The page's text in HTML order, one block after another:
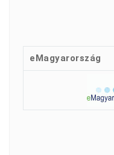
eMagyarország